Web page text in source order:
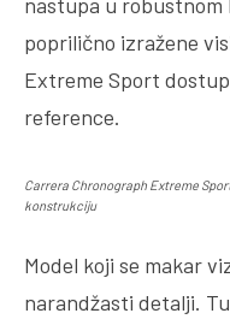
poprilično izražene
Extreme Sport
reference.
Carrera Chronograph Extreme
konstrukciju
Model koji se makar
narandžasti detalji.